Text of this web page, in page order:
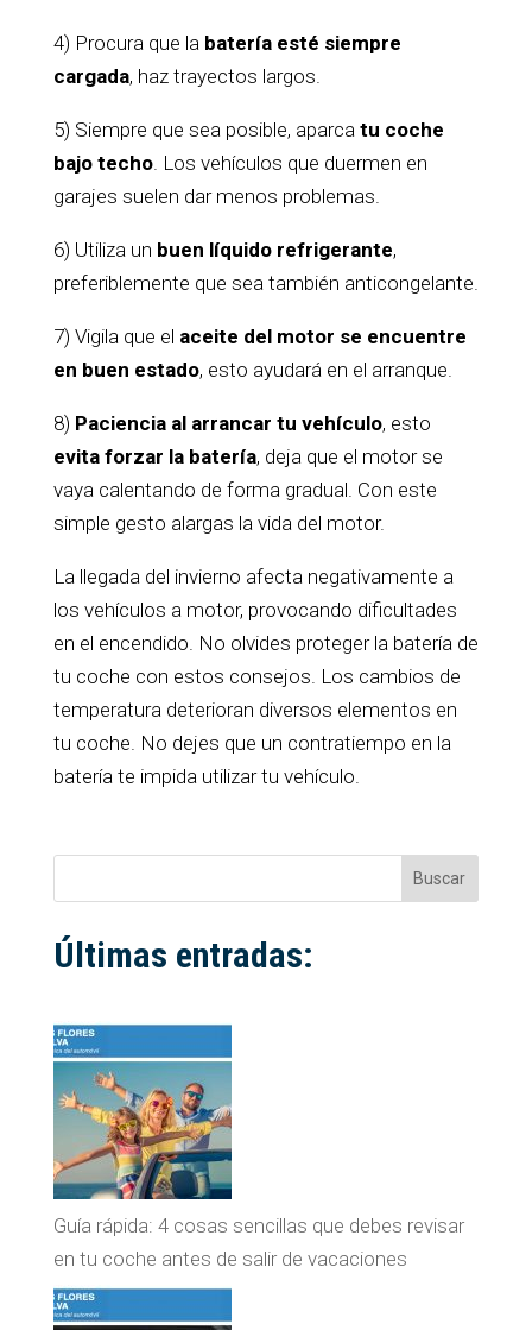
4) Procura que la batería esté siempre
cargada, haz trayectos largos.
5) Siempre que sea posible, aparca tu coche
bajo techo. Los vehículos que duermen en
garajes suelen dar menos problemas.
6) Utiliza un buen líquido refrigerante,
preferiblemente que sea también anticongelante.
7) Vigila que el aceite del motor se encuentre
en buen estado, esto ayudará en el arranque.
8) Paciencia al arrancar tu vehículo, esto
evita forzar la batería, deja que el motor se
vaya calentando de forma gradual. Con este
simple gesto alargas la vida del motor.
La llegada del invierno afecta negativamente a
los vehículos a motor, provocando dificultades
en el encendido. No olvides proteger la batería de
tu coche con estos consejos. Los cambios de
temperatura deterioran diversos elementos en
tu coche. No dejes que un contratiempo en la
batería te impida utilizar tu vehículo.
Buscar
Últimas entradas:
Guía rápida: 4 cosas sencillas que debes revisar
en tu coche antes de salir de vacaciones